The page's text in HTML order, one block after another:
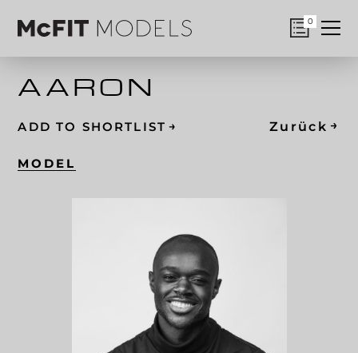
0
AARON
ADD TO SHORTLIST → Zurück →
MODEL